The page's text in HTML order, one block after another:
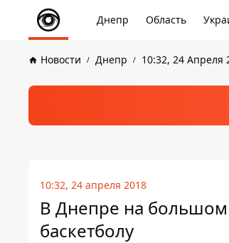
Днепр Область
Новости Днепр 10:32, 24 Апреля
10:32, 24 апреля 2018
В Днепре на
баскетболу